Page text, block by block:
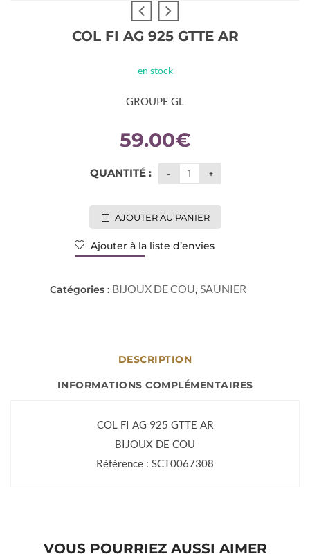
COL FI AG 925 GTTE AR
en stock
GROUPE GL
59.00€
QUANTITÉ :
AJOUTER AU PANIER
Ajouter à la liste d’envies
Catégories : BIJOUX DE COU, SAUNIER
DESCRIPTION
INFORMATIONS COMPLÉMENTAIRES
COL FI AG 925 GTTE AR
BIJOUX DE COU
Référence : SCT0067308
VOUS POURRIEZ AUSSI AIMER